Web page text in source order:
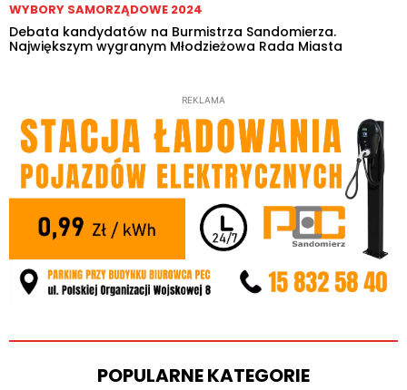
WYBORY SAMORZĄDOWE 2024
Debata kandydatów na Burmistrza Sandomierza.
Największym wygranym Młodzieżowa Rada Miasta
REKLAMA
POPULARNE KATEGORIE